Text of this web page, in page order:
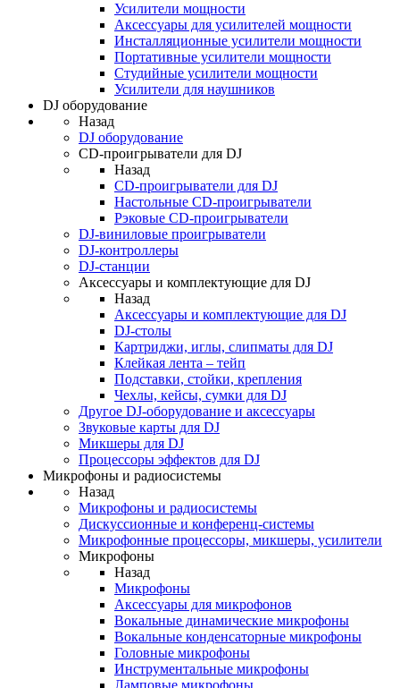
Усилители мощности
Аксессуары для усилителей мощности
Инсталляционные усилители мощности
Портативные усилители мощности
Студийные усилители мощности
Усилители для наушников
DJ оборудование
Назад
DJ оборудование
CD-проигрыватели для DJ
Назад
CD-проигрыватели для DJ
Настольные CD-проигрыватели
Рэковые CD-проигрыватели
DJ-виниловые проигрыватели
DJ-контроллеры
DJ-станции
Аксессуары и комплектующие для DJ
Назад
Аксессуары и комплектующие для DJ
DJ-столы
Картриджи, иглы, слипматы для DJ
Клейкая лента – тейп
Подставки, стойки, крепления
Чехлы, кейсы, сумки для DJ
Другое DJ-оборудование и аксессуары
Звуковые карты для DJ
Микшеры для DJ
Процессоры эффектов для DJ
Микрофоны и радиосистемы
Назад
Микрофоны и радиосистемы
Дискуссионные и конференц-системы
Микрофонные процессоры, микшеры, усилители
Микрофоны
Назад
Микрофоны
Аксессуары для микрофонов
Вокальные динамические микрофоны
Вокальные конденсаторные микрофоны
Головные микрофоны
Инструментальные микрофоны
Ламповые микрофоны